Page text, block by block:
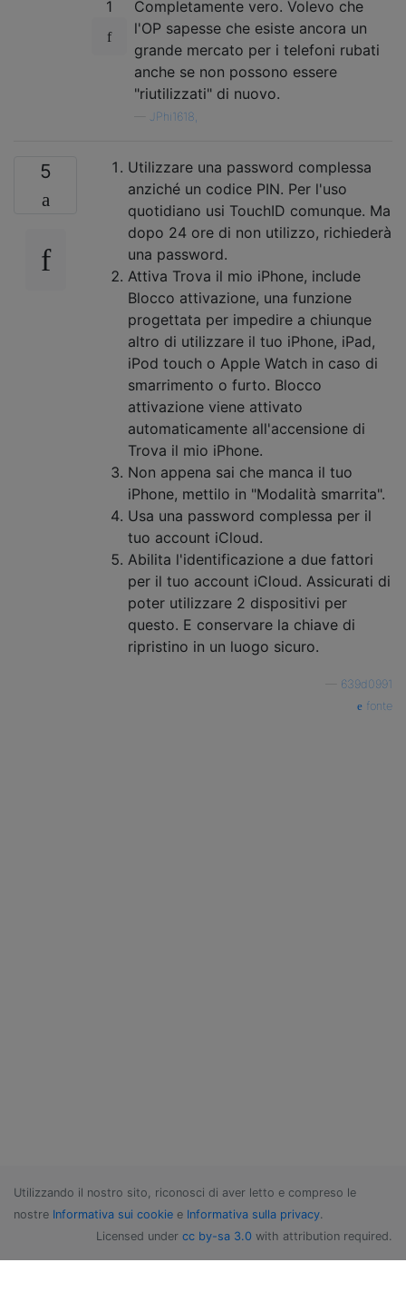
1
Completamente vero. Volevo che
l'OP sapesse che esiste ancora un
grande mercato per i telefoni rubati
anche se non possono essere
"riutilizzati" di nuovo.
JPhi1618,
5
Utilizzare una password complessa
anziché un codice PIN. Per l'uso
quotidiano usi TouchID comunque. Ma
dopo 24 ore di non utilizzo, richiederà
una password.
Attiva Trova il mio iPhone, include
Blocco attivazione, una funzione
progettata per impedire a chiunque
altro di utilizzare il tuo iPhone, iPad,
iPod touch o Apple Watch in caso di
smarrimento o furto. Blocco
attivazione viene attivato
automaticamente all'accensione di
Trova il mio iPhone.
Non appena sai che manca il tuo
iPhone, mettilo in "Modalità smarrita".
Usa una password complessa per il
tuo account iCloud.
Abilita l'identificazione a due fattori
per il tuo account iCloud. Assicurati di
poter utilizzare 2 dispositivi per
questo. E conservare la chiave di
ripristino in un luogo sicuro.
639d0991
fonte
Utilizzando il nostro sito, riconosci di aver letto e compreso le
nostre Informativa sui cookie e Informativa sulla privacy.
Licensed under cc by-sa 3.0 with attribution required.